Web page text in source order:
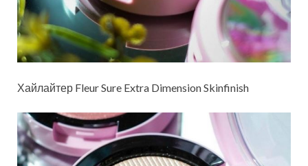
Хайлайтер Fleur Sure Extra Dimension Skinfinish